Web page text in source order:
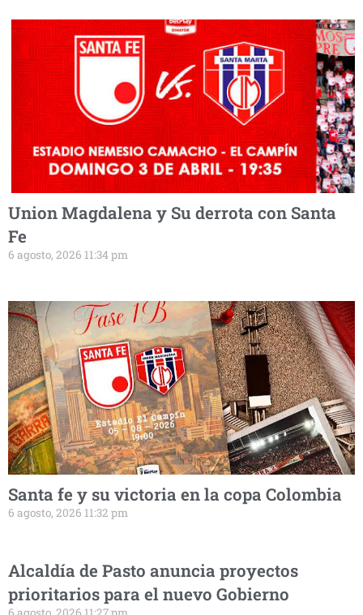
Union Magdalena y Su derrota con Santa
Fe
6 agosto, 2026 11:34 pm
Santa fe y su victoria en la copa Colombia
6 agosto, 2026 11:32 pm
Alcaldía de Pasto anuncia proyectos
prioritarios para el nuevo Gobierno